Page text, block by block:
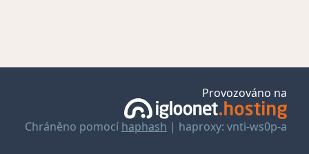
Provozováno na
Chráněno pomocí haphash | haproxy: vnti-ws0p-a